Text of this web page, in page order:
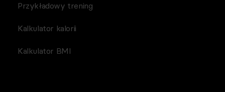
Przykładowy trening
Kalkulator kalorii
Kalkulator BMI